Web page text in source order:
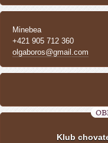
Minebea
+421 905 712 360
olgaboros@gmail.com
Klub